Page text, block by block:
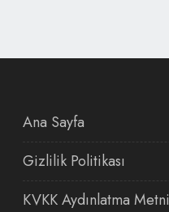
Ana Sayfa
Gizlilik Politikası
KVKK Aydınlatma Metni